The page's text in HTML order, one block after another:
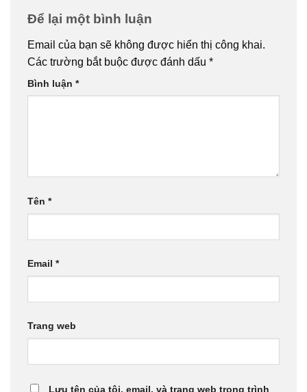
Để lại một bình luận
Email của bạn sẽ không được hiển thị công khai.
Các trường bắt buộc được đánh dấu *
Bình luận *
Tên *
Email *
Trang web
Lưu tên của tôi, email, và trang web trong trình